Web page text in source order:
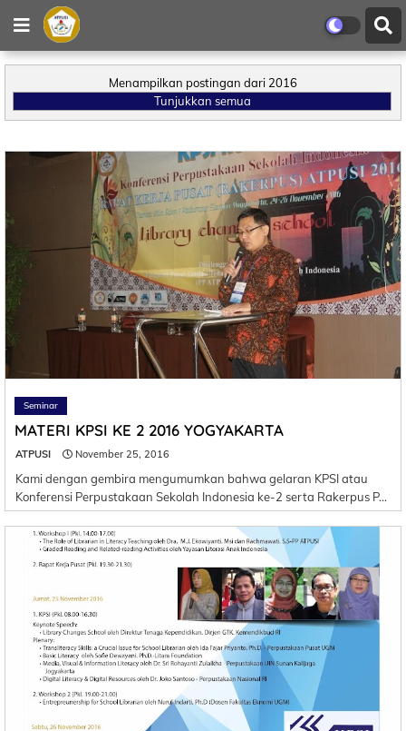
Menampilkan postingan dari 2016
Tunjukkan semua
Seminar
MATERI KPSI KE 2 2016 YOGYAKARTA
ATPUSI November 25, 2016
Kami dengan gembira mengumumkan bahwa gelaran KPSI atau
Konferensi Perpustakaan Sekolah Indonesia ke-2 serta Rakerpus P…